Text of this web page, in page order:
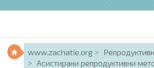
www.zachatie.org
Асистирани репродуктивни